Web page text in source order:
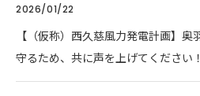
2026/01/22
【（仮称）西久慈風力発電計画】
守るため、共に声を上げてください！